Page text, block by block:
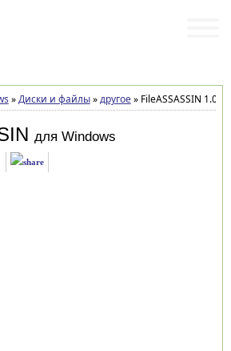
»Диски и файлы»другое»FileASSASSIN 1.0.6
для Windows